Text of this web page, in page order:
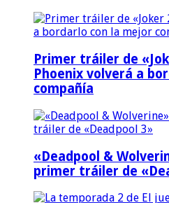
Primer tráiler de
Phoenix volverá a
compañía
«Deadpool &
primer tráiler de